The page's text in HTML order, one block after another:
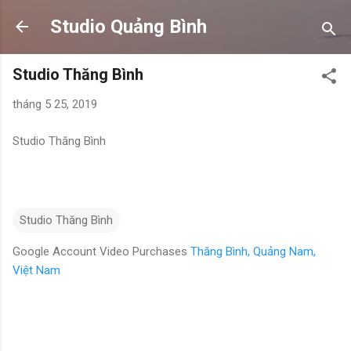
Chuyển đến nội dung chính
Studio Quảng Bình
Studio Thăng Bình
tháng 5 25, 2019
Studio Thăng Bình
Studio Thăng Bình
Google Account Video Purchases Thăng Bình, Quảng Nam,
Việt Nam